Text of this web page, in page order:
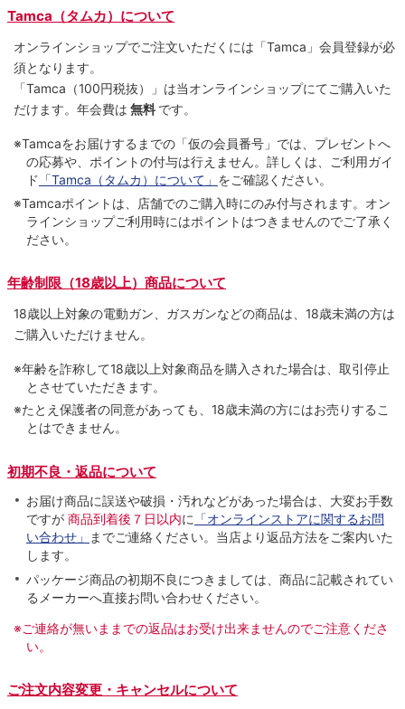
Tamca（タムカ）について
オンラインショップでご注⽂いただくには「Tamca」会員登録が必
須となります。
「Tamca （100円税抜）
」は当オンラインショップにてご購⼊いた
だけます。 年会費は 無料 です。
※Tamcaをお届けするまでの「仮の会員番号」では、プレゼントへ
の応募や、ポイントの付与は⾏えません。詳しくは、ご利⽤ガイ
ド 「Tamca（タムカ）について」 をご確認ください。
※Tamcaポイントは、店舗でのご購⼊時にのみ付与されます。オン
ラインショップご利用時にはポイントはつきませんのでご了承く
ださい。
年齢制限（18歳以上）商品について
18歳以上対象の電動ガン、ガスガンなどの商品は、18歳未満の方は
ご購入いただけません。
※年齢を詐称して18歳以上対象商品を購入された場合は、取引停止
とさせていただきます。
※たとえ保護者の同意があっても、18歳未満の方にはお売りするこ
とはできません。
初期不良・返品について
お届け商品に誤送や破損・汚れなどがあった場合は、大変お手数
ですが 商品到着後７日以内に 「オンラインストアに関するお問
い合わせ」
までご連絡ください。当店より返品方法をご案内いた
します。
パッケージ商品の初期不良につきましては、商品に記載されてい
るメーカーへ直接お問い合わせください。
※ご連絡が無いままでの返品はお受け出来ませんのでご注意くださ
い。
ご注文内容変更・キャンセルについて